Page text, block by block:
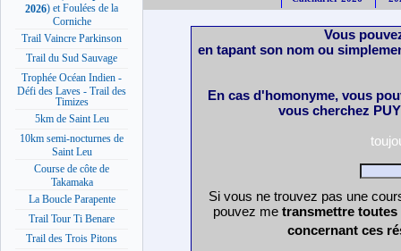
2026) et Foulées de la
Corniche
Trail Vaincre Parkinson
Trail du Sud Sauvage
Trophée Océan Indien -
Défi des Laves - Trail des
Timizes
5km de Saint Leu
10km semi-nocturnes de
Saint Leu
Course de côte de
Takamaka
La Boucle Parapente
Trail Tour Ti Benare
Trail des Trois Pitons
Vous
en tapant son nom ou
En cas d'homonyme, vous
vous cherchez
Si vous ne trouvez pas une
pouvez me transmettre
concernant ces